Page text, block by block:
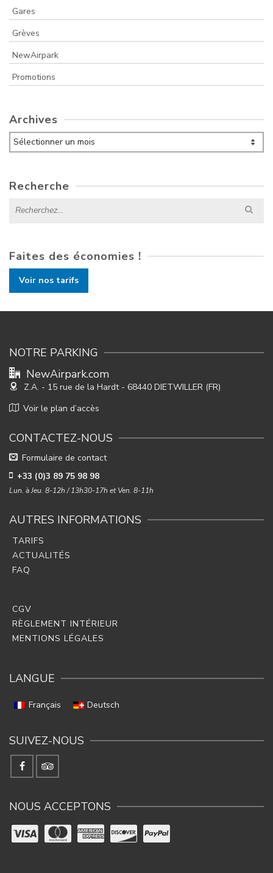
Gares
Grèves
NewAirpark
Promotions
Archives
Archives
Recherche
Search
for:
Faites des économies !
Voir nos tarifs
NOTRE PARKING
NewAirpark.com
Z.A. - 15 rue de la Hardt - 68440 DIETWILLER (FR)
Voir le plan d’accès
CONTACTEZ-NOUS
Formulaire de contact
+33 (0)3 89 75 98 98
Lun. à Jeu. 8-12h / 13h30-17h et Ven. 8-11h
AUTRES INFORMATIONS
TARIFS
ACTUALITÉS
FAQ
CGV
RÈGLEMENT INTÉRIEUR
MENTIONS LÉGALES
LANGUE
Français Deutsch
SUIVEZ-NOUS
NOUS ACCEPTONS